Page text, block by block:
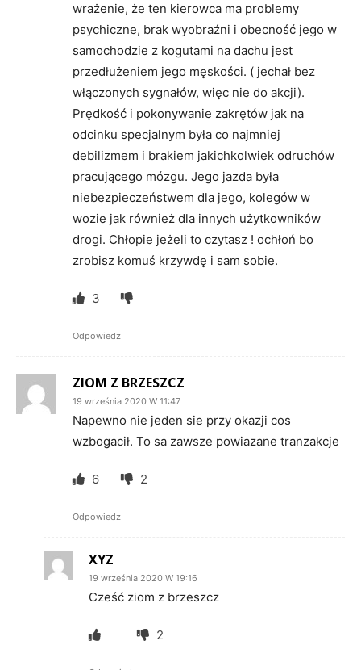
wrażenie, że ten kierowca ma problemy
psychiczne, brak wyobraźni i obecność jego w
samochodzie z kogutami na dachu jest
przedłużeniem jego męskości. ( jechał bez
włączonych sygnałów, więc nie do akcji).
Prędkość i pokonywanie zakrętów jak na
odcinku specjalnym była co najmniej
debilizmem i brakiem jakichkolwiek odruchów
pracującego mózgu. Jego jazda była
niebezpieczeństwem dla jego, kolegów w
wozie jak również dla innych użytkowników
drogi. Chłopie jeżeli to czytasz ! ochłoń bo
zrobisz komuś krzywdę i sam sobie.
3
Odpowiedz
ZIOM Z BRZESZCZ
19 września 2020 W 11:47
Napewno nie jeden sie przy okazji cos
wzbogacił. To sa zawsze powiazane tranzakcje
6 2
Odpowiedz
XYZ
19 września 2020 W 19:16
Cześć ziom z brzeszcz
2